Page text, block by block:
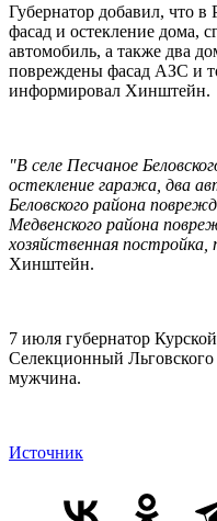
Губернатор добавил, что
фасад и остекление дома,
автомобиль, а также два
повреждены фасад АЗС и
информировал Хинштейн.
"В селе Песчаное
остекление гаража, два
Беловского района
Медвенского района
хозяйственная
Хинштейн.
7 июля губернатор
Селекционный Льговского
мужчина.
Источник